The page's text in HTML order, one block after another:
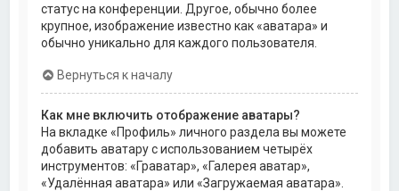
статус на конференции. Другое, обычно более
крупное, изображение известно как «аватара» и
обычно уникально для каждого пользователя.
Вернуться к началу
Как мне включить отображение аватары?
На вкладке «Профиль» личного раздела вы можете
добавить аватару с использованием четырёх
инструментов: «Граватар», «Галерея аватар»,
«Удалённая аватара» или «Загружаемая аватара».